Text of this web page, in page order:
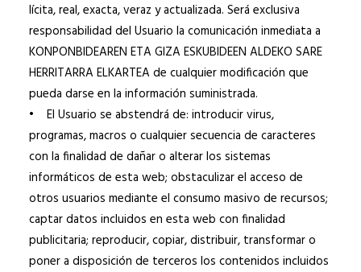
lícita, real, exacta, veraz y actualizada. Será exclusiva
responsabilidad del Usuario la comunicación inmediata a
KONPONBIDEAREN ETA GIZA ESKUBIDEEN ALDEKO SARE
HERRITARRA ELKARTEA de cualquier modificación que
pueda darse en la información suministrada.
• El Usuario se abstendrá de: introducir virus,
programas, macros o cualquier secuencia de caracteres
con la finalidad de dañar o alterar los sistemas
informáticos de esta web; obstaculizar el acceso de
otros usuarios mediante el consumo masivo de recursos;
captar datos incluidos en esta web con finalidad
publicitaria; reproducir, copiar, distribuir, transformar o
poner a disposición de terceros los contenidos incluidos